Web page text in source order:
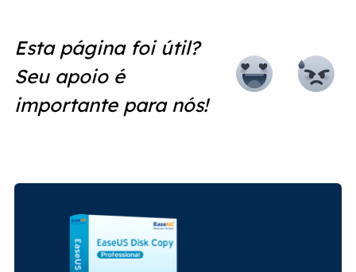
Esta página foi útil?
Seu apoio é
importante para nós!